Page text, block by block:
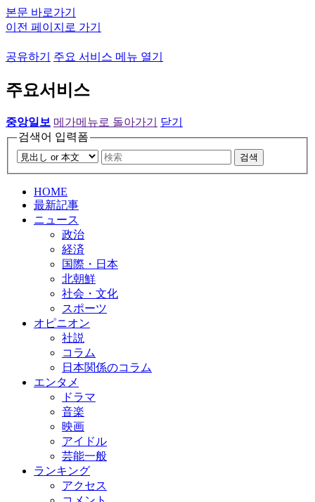
본문 바로가기
이전 페이지로 가기
공유하기 주요 서비스 메뉴 열기
주요서비스
중앙일보 메가메뉴로 돌아가기
닫기
검색어 입력폼
검색
HOME
最新記事
ニュース
政治
経済
国際・日本
北朝鮮
社会・文化
スポーツ
オピニオン
社説
コラム
日本関係のコラム
エンタメ
ドラマ
音楽
映画
アイドル
芸能一般
ランキング
アクセス